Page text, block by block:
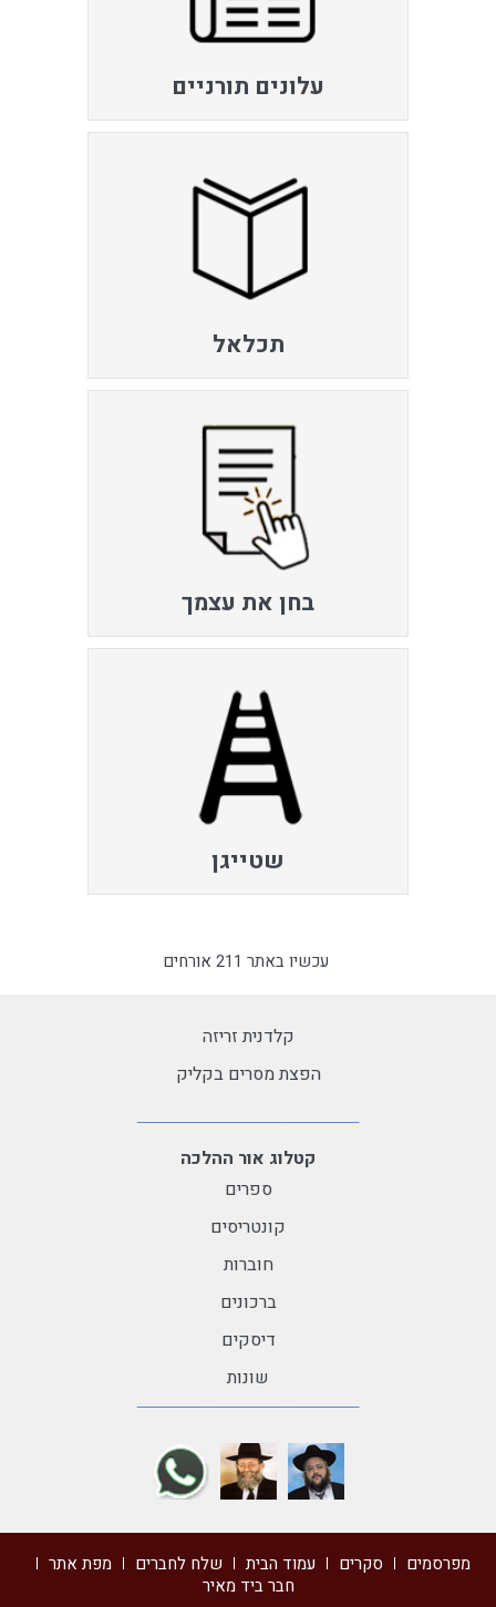
עלונים תורניים
תכלאל
בחן את עצמך
שטייגן
עכשיו באתר 211 אורחים
קלדנית זריזה
הפצת מסרים בקליק
קטלוג אור ההלכה
ספרים
קונטריסים
חוברות
ברכונים
דיסקים
שונות
מפרסמים סקרים עמוד הבית שלח לחברים
מפת אתר
חבר ביד מאיר